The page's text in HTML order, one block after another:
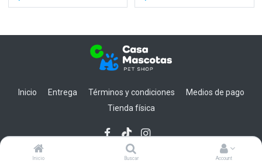
Inicio Buscar Account
Inicio Entrega Términos y condiciones
Medios de pago
Tienda física